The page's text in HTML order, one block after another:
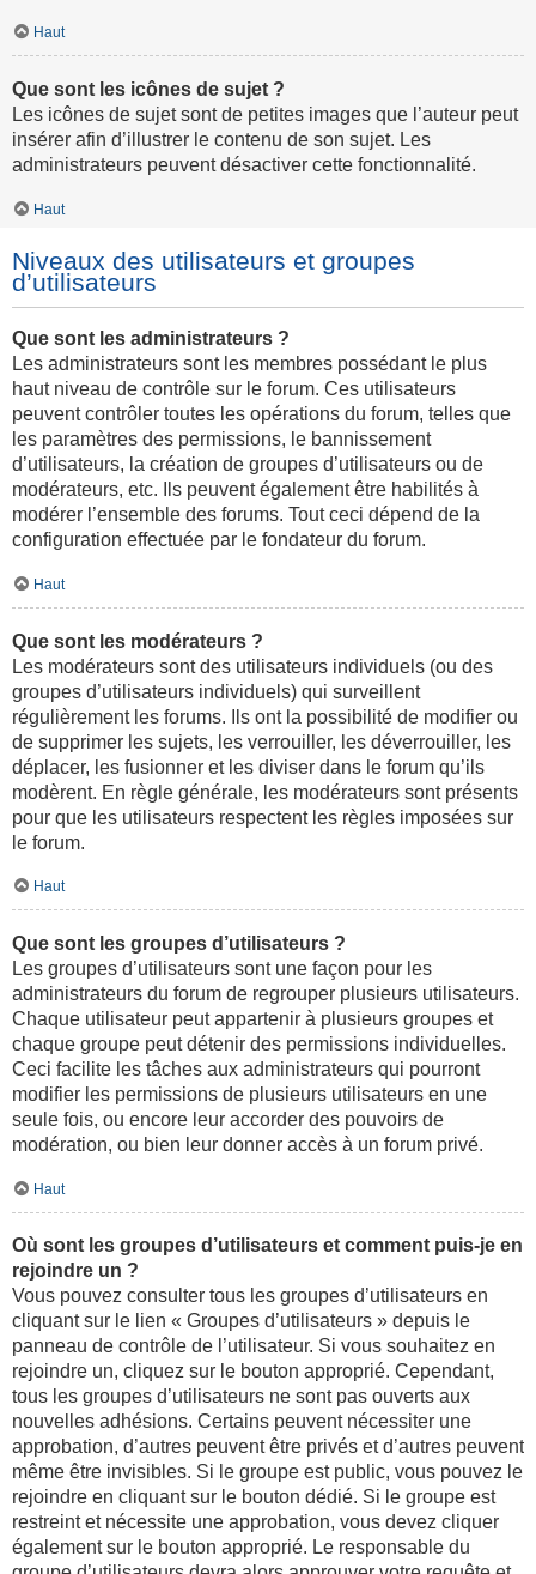
Haut
Que sont les icônes de sujet ?
Les icônes de sujet sont de petites images que l’auteur peut
insérer afin d’illustrer le contenu de son sujet. Les
administrateurs peuvent désactiver cette fonctionnalité.
Haut
Niveaux des utilisateurs et groupes
d’utilisateurs
Que sont les administrateurs ?
Les administrateurs sont les membres possédant le plus
haut niveau de contrôle sur le forum. Ces utilisateurs
peuvent contrôler toutes les opérations du forum, telles que
les paramètres des permissions, le bannissement
d’utilisateurs, la création de groupes d’utilisateurs ou de
modérateurs, etc. Ils peuvent également être habilités à
modérer l’ensemble des forums. Tout ceci dépend de la
configuration effectuée par le fondateur du forum.
Haut
Que sont les modérateurs ?
Les modérateurs sont des utilisateurs individuels (ou des
groupes d’utilisateurs individuels) qui surveillent
régulièrement les forums. Ils ont la possibilité de modifier ou
de supprimer les sujets, les verrouiller, les déverrouiller, les
déplacer, les fusionner et les diviser dans le forum qu’ils
modèrent. En règle générale, les modérateurs sont présents
pour que les utilisateurs respectent les règles imposées sur
le forum.
Haut
Que sont les groupes d’utilisateurs ?
Les groupes d’utilisateurs sont une façon pour les
administrateurs du forum de regrouper plusieurs utilisateurs.
Chaque utilisateur peut appartenir à plusieurs groupes et
chaque groupe peut détenir des permissions individuelles.
Ceci facilite les tâches aux administrateurs qui pourront
modifier les permissions de plusieurs utilisateurs en une
seule fois, ou encore leur accorder des pouvoirs de
modération, ou bien leur donner accès à un forum privé.
Haut
Où sont les groupes d’utilisateurs et comment puis-je en
rejoindre un ?
Vous pouvez consulter tous les groupes d’utilisateurs en
cliquant sur le lien « Groupes d’utilisateurs » depuis le
panneau de contrôle de l’utilisateur. Si vous souhaitez en
rejoindre un, cliquez sur le bouton approprié. Cependant,
tous les groupes d’utilisateurs ne sont pas ouverts aux
nouvelles adhésions. Certains peuvent nécessiter une
approbation, d’autres peuvent être privés et d’autres peuvent
même être invisibles. Si le groupe est public, vous pouvez le
rejoindre en cliquant sur le bouton dédié. Si le groupe est
restreint et nécessite une approbation, vous devez cliquer
également sur le bouton approprié. Le responsable du